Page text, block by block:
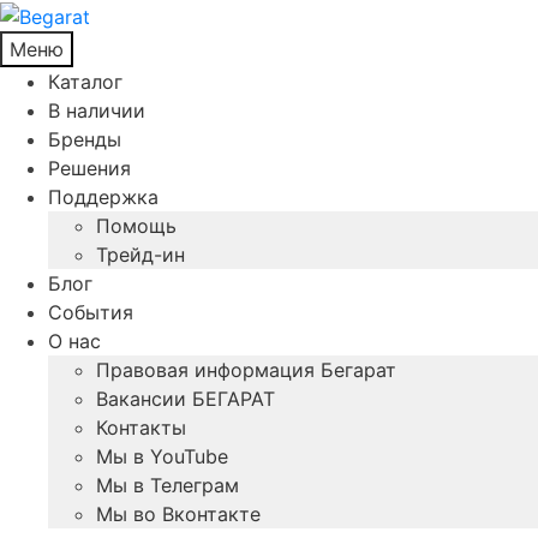
Меню
Каталог
В наличии
Бренды
Решения
Поддержка
Помощь
Трейд-ин
Блог
События
О нас
Правовая информация Бегарат
Вакансии БЕГАРАТ
Контакты
Мы в YouTube
Мы в Телеграм
Мы во Вконтакте